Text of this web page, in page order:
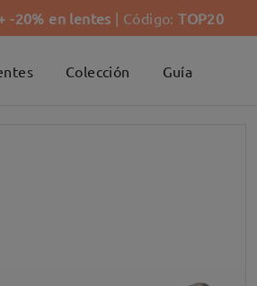
-20% en lentes | Código:TOP20
Colección Guía